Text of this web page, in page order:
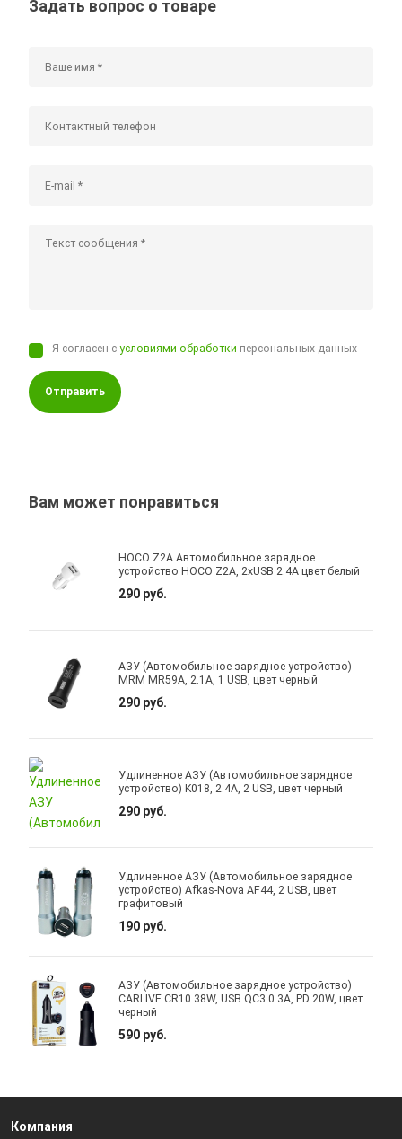
Задать вопрос о товаре
Я согласен сусловиями обработки персональных данных
Отправить
Вам может понравиться
HOCO Z2A Автомобильное зарядное
устройство HOCO Z2A, 2xUSB 2.4A цвет белый
290 руб.
АЗУ (Автомобильное зарядное устройство)
MRM MR59A, 2.1A, 1 USB, цвет черный
290 руб.
Удлиненное АЗУ (Автомобильное зарядное
устройство) K018, 2.4A, 2 USB, цвет черный
290 руб.
Удлиненное АЗУ (Автомобильное зарядное
устройство) Afkas-Nova AF44, 2 USB, цвет
графитовый
190 руб.
АЗУ (Автомобильное зарядное устройство)
CARLIVE CR10 38W, USB QC3.0 3A, PD 20W, цвет
черный
590 руб.
Компания